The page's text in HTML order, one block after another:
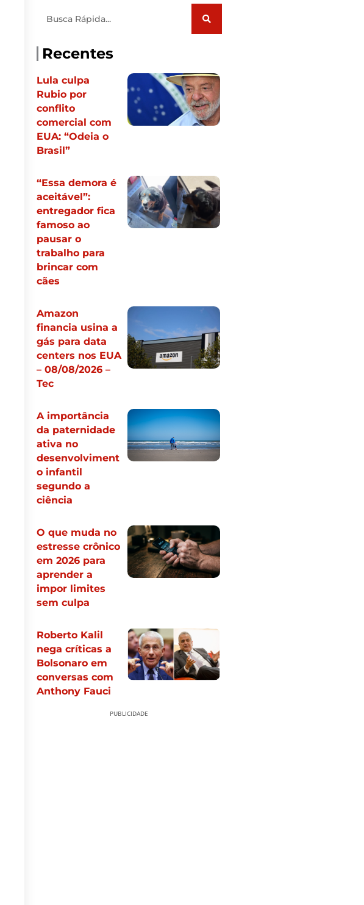
Recentes
Lula culpa
Rubio por
conflito
comercial com
EUA: “Odeia o
Brasil”
“Essa demora é
aceitável”:
entregador fica
famoso ao
pausar o
trabalho para
brincar com
cães
Amazon
financia usina a
gás para data
centers nos EUA
– 08/08/2026 –
Tec
A importância
da paternidade
ativa no
desenvolviment
o infantil
segundo a
ciência
O que muda no
estresse crônico
em 2026 para
aprender a
impor limites
sem culpa
Roberto Kalil
nega críticas a
Bolsonaro em
conversas com
Anthony Fauci
PUBLICIDADE